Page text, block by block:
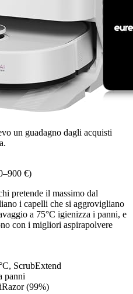
un guadagno dagli acquisti
€)
pretende il massimo dal
i capelli che si aggrovigliano
a 75°C igienizza i panni, e
con i migliori aspirapolvere
ScrubExtend
panni
(99%)